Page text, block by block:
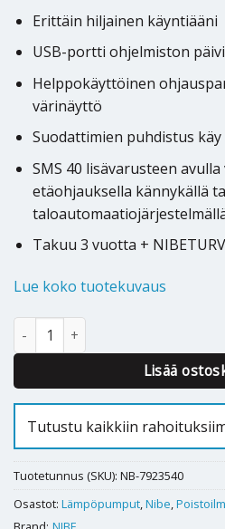
Erittäin hiljainen käyntiääni
USB-portti ohjelmiston
Helppokäyttöinen
värinäyttö
Suodattimien puhdistus
SMS 40 lisävarusteen
etäohjauksella kännykällä
Takuu 3 vuotta +
Lue koko tuotekuvaus
Poistoilmalämpöpumppu Nibe
Lisää
Alternative:
Tutustu kaikkiin
Tuotetunnus (SKU): NB-7923540
Osastot: Lämpöpumput Nibe